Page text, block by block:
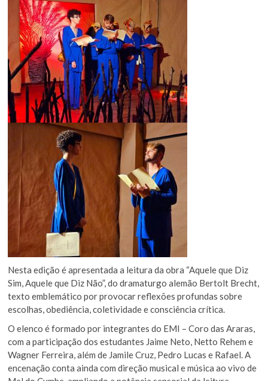
Nesta edição é apresentada a leitura da obra “Aquele que Diz
Sim, Aquele que Diz Não”, do dramaturgo alemão Bertolt Brecht,
texto emblemático por provocar reflexões profundas sobre
escolhas, obediência, coletividade e consciência crítica.
O elenco é formado por integrantes do EMI – Coro das Araras,
com a participação dos estudantes Jaime Neto, Netto Rehem e
Wagner Ferreira, além de Jamile Cruz, Pedro Lucas e Rafael. A
encenação conta ainda com direção musical e música ao vivo de